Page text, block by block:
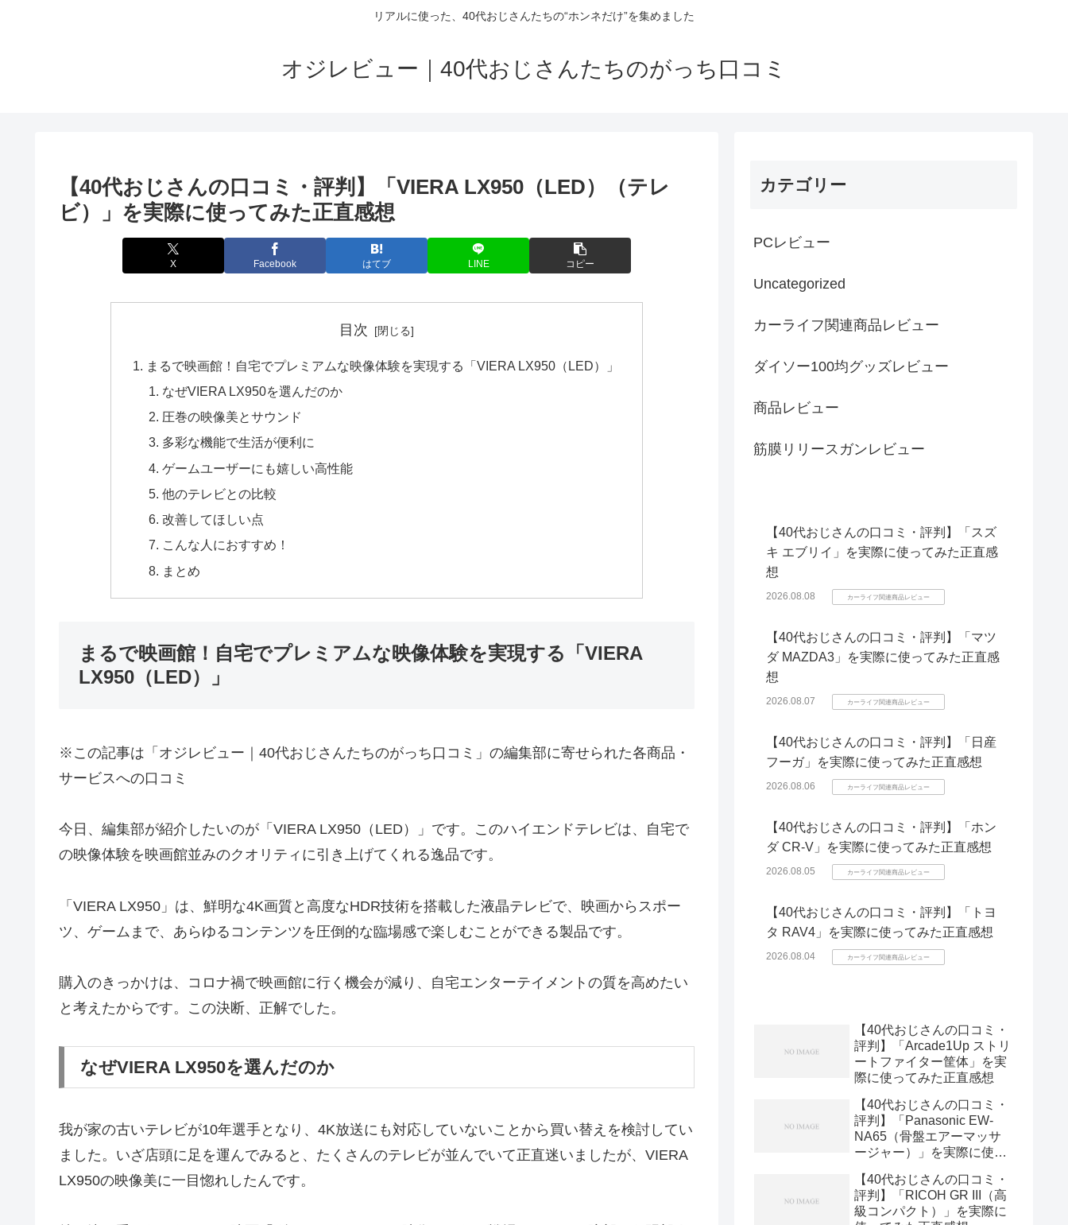
リアルに使った、40代おじさんたちの“ホンネだけ”を集めました
オジレビュー｜40代おじさんたちのがっち口コミ
【40代おじさんの口コミ・評判】「VIERA LX950（LED）（テレ
ビ）」を実際に使ってみた正直感想
X Facebook はてブ LINE コピー
目次
まるで映画館！自宅でプレミアムな映像体験を実現する「VIERA LX950（LED）」
なぜVIERA LX950を選んだのか
圧巻の映像美とサウンド
多彩な機能で生活が便利に
ゲームユーザーにも嬉しい高性能
他のテレビとの比較
改善してほしい点
こんな人におすすめ！
まとめ
まるで映画館！自宅でプレミアムな映像体験を実現する「VIERA
LX950（LED）」
※この記事は「オジレビュー｜40代おじさんたちのがっち口コミ」の編集部に寄せられた各商品・
サービスへの口コミ
今日、編集部が紹介したいのが「VIERA LX950（LED）」です。このハイエンドテレビは、自宅で
の映像体験を映画館並みのクオリティに引き上げてくれる逸品です。
「VIERA LX950」は、鮮明な4K画質と高度なHDR技術を搭載した液晶テレビで、映画からスポー
ツ、ゲームまで、あらゆるコンテンツを圧倒的な臨場感で楽しむことができる製品です。
購入のきっかけは、コロナ禍で映画館に行く機会が減り、自宅エンターテイメントの質を高めたい
と考えたからです。この決断、正解でした。
なぜVIERA LX950を選んだのか
我が家の古いテレビが10年選手となり、4K放送にも対応していないことから買い替えを検討してい
ました。いざ店頭に足を運んでみると、たくさんのテレビが並んでいて正直迷いましたが、VIERA
LX950の映像美に一目惚れしたんです。
カテゴリー
PCレビュー
Uncategorized
カーライフ関連商品レビュー
ダイソー100均グッズレビュー
商品レビュー
筋膜リリースガンレビュー
【40代おじさんの口コミ・評判】「スズ
キ エブリイ」を実際に使ってみた正直感
想
2026.08.08 カーライフ関連商品レビュー
【40代おじさんの口コミ・評判】「マツ
ダ MAZDA3」を実際に使ってみた正直感
想
2026.08.07 カーライフ関連商品レビュー
【40代おじさんの口コミ・評判】「日産
フーガ」を実際に使ってみた正直感想
2026.08.06 カーライフ関連商品レビュー
【40代おじさんの口コミ・評判】「ホン
ダ CR-V」を実際に使ってみた正直感想
2026.08.05 カーライフ関連商品レビュー
【40代おじさんの口コミ・評判】「トヨ
タ RAV4」を実際に使ってみた正直感想
2026.08.04 カーライフ関連商品レビュー
【40代おじさんの口コミ・
評判】「Arcade1Up ストリ
ートファイター筐体」を実
際に使ってみた正直感想
【40代おじさんの口コミ・
評判】「Panasonic EW-
NA65（骨盤エアーマッサ
ージャー）」を実際に使っ
【40代おじさんの口コミ・
評判】「RICOH GR III（高
級コンパクト）」を実際に